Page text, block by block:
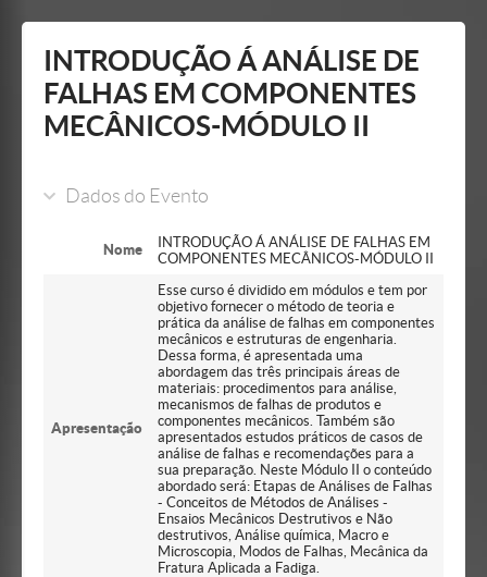
barra
INTRODUÇÃO Á ANÁLISE DE
FALHAS EM COMPONENTES
MECÂNICOS-MÓDULO II
Dados do Evento
Nome
INTRODUÇÃO Á ANÁLISE DE FALHAS EM
COMPONENTES MECÂNICOS-MÓDULO II
Apresentação
Esse curso é dividido em módulos e tem por
objetivo fornecer o método de teoria e
prática da análise de falhas em componentes
mecânicos e estruturas de engenharia.
Dessa forma, é apresentada uma
abordagem das três principais áreas de
materiais: procedimentos para análise,
mecanismos de falhas de produtos e
componentes mecânicos. Também são
apresentados estudos práticos de casos de
análise de falhas e recomendações para a
sua preparação. Neste Módulo II o conteúdo
abordado será: Etapas de Análises de Falhas
- Conceitos de Métodos de Análises -
Ensaios Mecânicos Destrutivos e Não
destrutivos, Análise química, Macro e
Microscopia, Modos de Falhas, Mecânica da
Fratura Aplicada a Fadiga.